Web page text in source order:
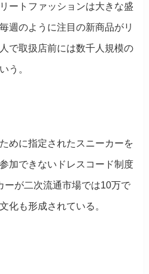
ートファッションは大きな盛
週のように注目の新商品がリ
で取扱店前には数千人規模の
う。
めに指定されたスニーカーを
加できないドレスコード制度
ーが二次流通市場では10万で
化も形成されている。